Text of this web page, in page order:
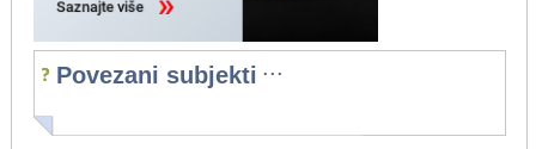
Povezani subjekti ...